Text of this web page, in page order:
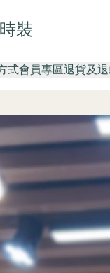
裝
式會員專區退貨及